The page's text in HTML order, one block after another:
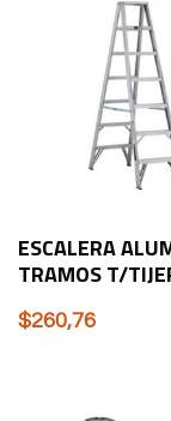
ESCALERA
TRAMOS T/
$260,76